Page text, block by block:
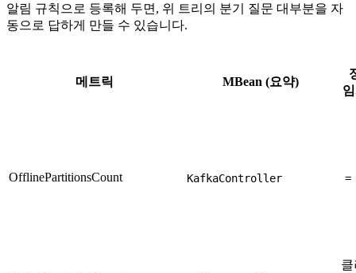
알림 규칙으로 등록해 두면, 위 트리의 분기 질문 대부분을 자
동으로 답하게 만들 수 있습니다.
메트릭 MBean (요약)
OfflinePartitionsCount KafkaController =